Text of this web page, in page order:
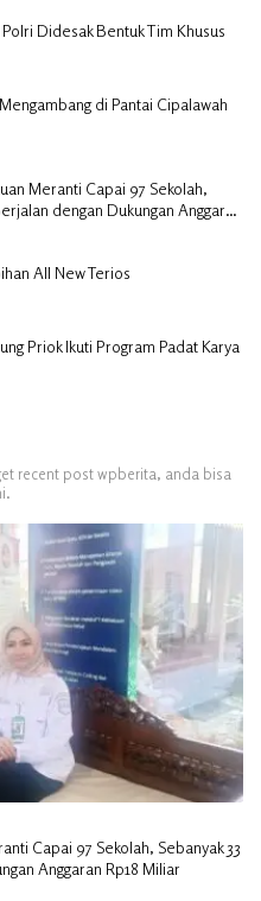
Didesak Bentuk Tim Khusus
di Pantai Cipalawah
Meranti Capai 97 Sekolah,
dengan Dukungan Anggaran
All New Terios
Priok Ikuti Program Padat Karya
recent post wpberita, anda bisa
Capai 97 Sekolah, Sebanyak 33
Anggaran Rp18 Miliar